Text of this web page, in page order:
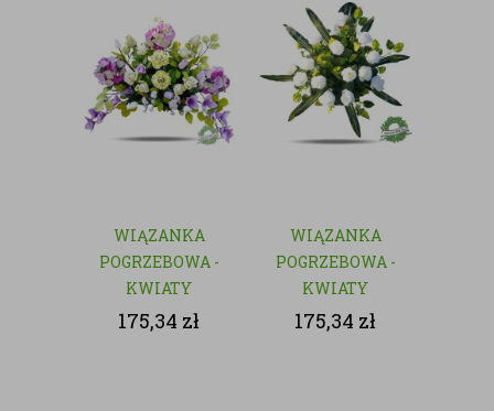
WIĄZANKA
POGRZEBOWA -
KWIATY
SZTUCZNE
175,34 zł
WIĄZANKA
POGRZEBOWA -
KWIATY
SZTUCZNE
175,34 zł